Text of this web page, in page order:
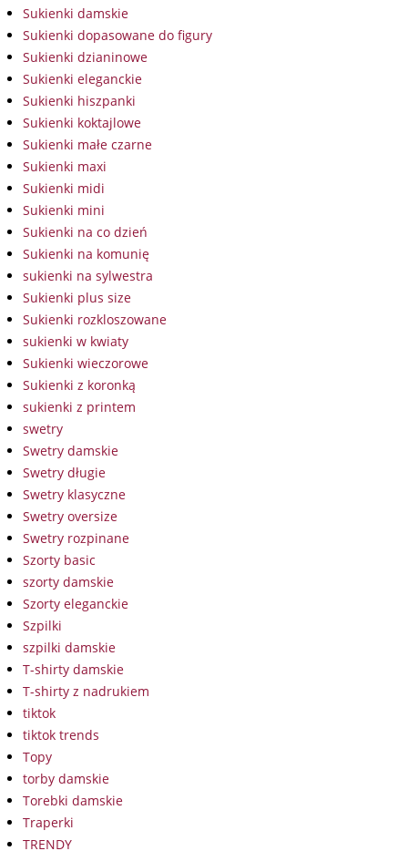
Sukienki damskie
Sukienki dopasowane do figury
Sukienki dzianinowe
Sukienki eleganckie
Sukienki hiszpanki
Sukienki koktajlowe
Sukienki małe czarne
Sukienki maxi
Sukienki midi
Sukienki mini
Sukienki na co dzień
Sukienki na komunię
sukienki na sylwestra
Sukienki plus size
Sukienki rozkloszowane
sukienki w kwiaty
Sukienki wieczorowe
Sukienki z koronką
sukienki z printem
swetry
Swetry damskie
Swetry długie
Swetry klasyczne
Swetry oversize
Swetry rozpinane
Szorty basic
szorty damskie
Szorty eleganckie
Szpilki
szpilki damskie
T-shirty damskie
T-shirty z nadrukiem
tiktok
tiktok trends
Topy
torby damskie
Torebki damskie
Traperki
TRENDY